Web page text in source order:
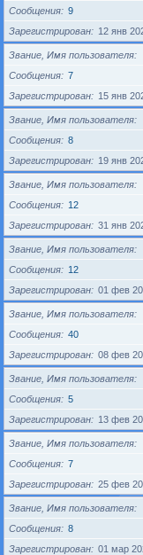
Сообщения
9
Зарегистрирован
12 янв
Звание, Имя пользователя
Сообщения
7
Зарегистрирован
15 янв
Звание, Имя пользователя
Сообщения
8
Зарегистрирован
19 янв
Звание, Имя пользователя
Сообщения
12
Зарегистрирован
31 янв
Звание, Имя пользователя
Сообщения
12
Зарегистрирован
01 фев
Звание, Имя пользователя
Сообщения
40
Зарегистрирован
08 фев
Звание, Имя пользователя
Сообщения
5
Зарегистрирован
13 фев
Звание, Имя пользователя
Сообщения
7
Зарегистрирован
25 фев
Звание, Имя пользователя
Сообщения
8
Зарегистрирован
01 мар